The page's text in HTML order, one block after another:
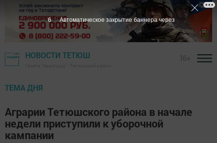
НОВОСТИ ТЕТЮШ
ТЕМА ДНЯ
Аграрии Тетюшского района в начале
недели приступили к уборочной
кампании
5 Автоматическое закрытие баннера через